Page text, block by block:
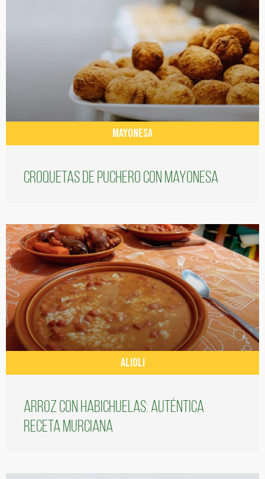
MAYONESA
Croquetas de puchero con Mayonesa
ALIOLI
Arroz con habichuelas: auténtica
receta murciana